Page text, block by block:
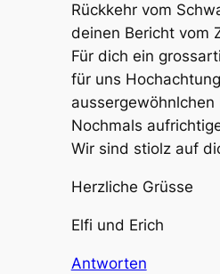
Rückkehr vom
deinen Bericht vom
Für dich ein
für uns
aussergewöhnlchen
Nochmals
Wir sind stiolz auf
Herzliche Grüsse
Elfi und Erich
Antworten